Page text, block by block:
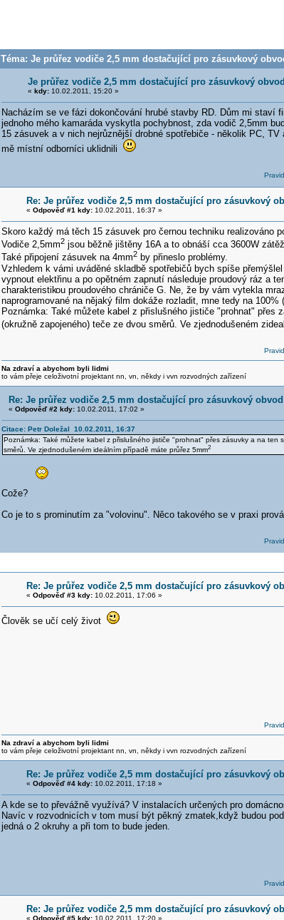
Téma: Je průřez vodiče 2,5 mm dostačující pro zásuvkový
Je průřez vodiče 2,5 mm dostačující pro zásuvkový
« kdy:10.02.2011, 15:20 »
Nacházím se ve fázi dokončování hrubé stavby RD. Dům mi staví
jednoho mého kamaráda vyskytla pochybnost, zda vodič 2,5mm
15 zásuvek a v nich nejrůznější drobné spotřebiče - několik PC,
mě místní odborníci uklidnili
Re: Je průřez vodiče 2,5 mm dostačující pro zásuvkový
« Odpověď #1 kdy:10.02.2011, 16:37 »
Skoro každý má těch 15 zásuvek pro černou techniku realizováno
Vodiče 2,5mm2jsou běžně jištěny 16A a to obnáší cca 3600W
Také připojení zásuvek na 4mm2by přineslo problémy.
Vzhledem k vámi uváděné skladbě spotřebičů bych spíše
vypnout elektřinu a po opětném zapnutí následuje proudový ráz a
charakteristikou proudového chrániče G. Ne, že by vám vytekla
naprogramované na nějaký film dokáže rozladit, mne tedy na
Poznámka: Také můžete kabel z přislušného jističe "prohnat"
(okružně zapojeného) teče ze dvou směrů. Ve zjednodušeném
Na zdraví a abychom byli lidmi
to vám přeje celoživotní projektant nn, vn, někdy i vvn rozvodných zařízení
Re: Je průřez vodiče 2,5 mm dostačující pro zásuvkový obvod
« Odpověď #2 kdy:10.02.2011, 17:02 »
Citace: Petr Doležal 10.02.2011, 16:37
Poznámka: Také můžete kabel z přislušného jističe "prohnat" přes zásuvky a na
směrů. Ve zjednodušeném ideálním případě máte průřez 5mm2
Cože?
Co je to s prominutím za "volovinu". Něco takového se v praxi
Re: Je průřez vodiče 2,5 mm dostačující pro zásuvkový
« Odpověď #3 kdy:10.02.2011, 17:06 »
Člověk se učí celý život
Na zdraví a abychom byli lidmi
to vám přeje celoživotní projektant nn, vn, někdy i vvn rozvodných zařízení
Re: Je průřez vodiče 2,5 mm dostačující pro zásuvkový
« Odpověď #4 kdy:10.02.2011, 17:18 »
A kde se to převážně využívá? V instalacích určených pro
Navíc v rozvodnicích v tom musí být pěkný zmatek,když budou
jedná o 2 okruhy a při tom to bude jeden.
Re: Je průřez vodiče 2,5 mm dostačující pro zásuvkový
« Odpověď #5 kdy:10.02.2011, 17:20 »